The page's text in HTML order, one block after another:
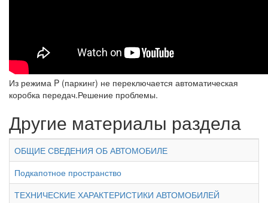
Из режима P (паркинг) не переключается автоматическая
коробка передач.Решение проблемы.
Другие материалы раздела
ОБЩИЕ СВЕДЕНИЯ ОБ АВТОМОБИЛЕ
Подкапотное пространство
ТЕХНИЧЕСКИЕ ХАРАКТЕРИСТИКИ АВТОМОБИЛЕЙ